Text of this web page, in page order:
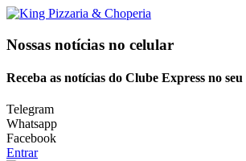
Nossas notícias no celular
Receba as notícias do Clube Express no
Telegram
Whatsapp
Facebook
Entrar